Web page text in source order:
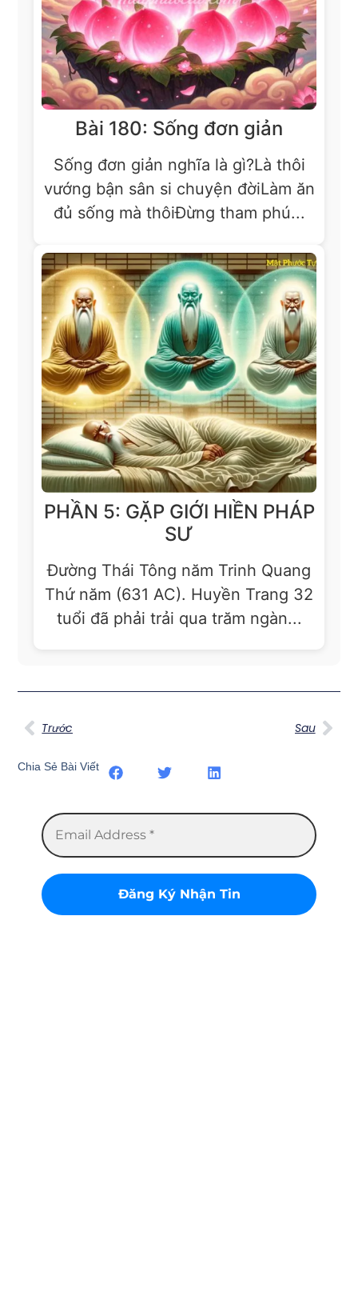
Bài 180: Sống đơn giản
Sống đơn giản nghĩa là gì?Là thôi
vướng bận sân si chuyện đờiLàm ăn
đủ sống mà thôiĐừng tham phú...
PHẦN 5: GẶP GIỚI HIỀN PHÁP
SƯ
Đường Thái Tông năm Trinh Quang
Thứ năm (631 AC). Huyền Trang 32
tuổi đã phải trải qua trăm ngàn...
Trước Sau
Chia Sẻ Bài Viết